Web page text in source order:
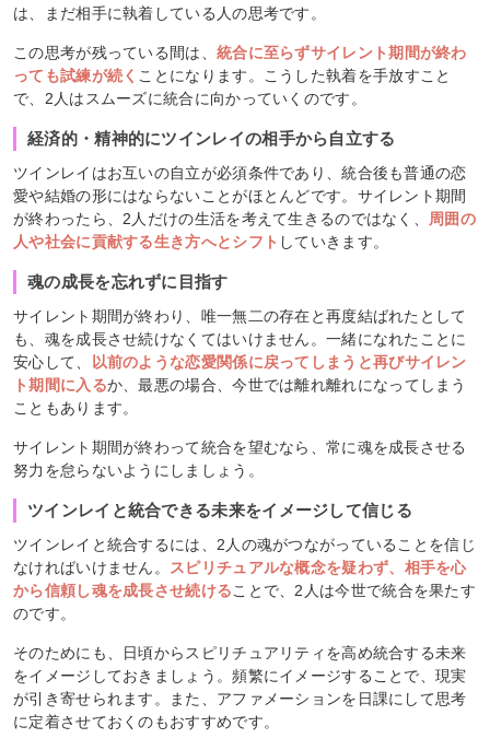
は、まだ相手に執着している人の思考です。
この思考が残っている間は、 統合に至らずサイレント期間が終わ
っても試練が続く ことになります。こうした執着を手放すこと
で、2人はスムーズに統合に向かっていくのです。
経済的・精神的にツインレイの相手から自立する
ツインレイはお互いの自立が必須条件であり、統合後も普通の恋
愛や結婚の形にはならないことがほとんどです。サイレント期間
が終わったら、2人だけの生活を考えて生きるのではなく、
周囲の
人や社会に貢献する生き方へとシフト していきます。
魂の成長を忘れずに目指す
サイレント期間が終わり、唯一無二の存在と再度結ばれたとして
も、魂を成長させ続けなくてはいけません。一緒になれたことに
安心して、 以前のような恋愛関係に戻ってしまうと再びサイレン
ト期間に入るか、最悪の場合、今世では離れ離れになってしまう
こともあります。
サイレント期間が終わって統合を望むなら、常に魂を成長させる
努力を怠らないようにしましょう。
ツインレイと統合できる未来をイメージして信じる
ツインレイと統合するには、2人の魂がつながっていることを信じ
なければいけません。
スピリチュアルな概念を疑わず、相手を心
から信頼し魂を成長させ続けることで、2人は今世で統合を果たす
のです。
そのためにも、日頃からスピリチュアリティを高め統合する未来
をイメージしておきましょう。頻繁にイメージすることで、現実
が引き寄せられます。また、アファメーションを日課にして思考
に定着させておくのもおすすめです。